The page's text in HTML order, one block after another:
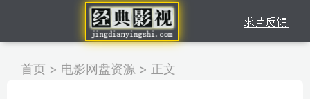
首页 > 电影网盘资源 > 正文